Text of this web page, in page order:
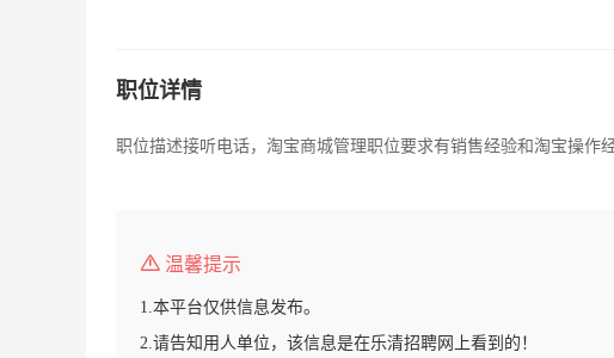
职位详情
职位描述接听电话，淘宝商城管理职位要求有销售经验和淘宝操作
温馨提示
1.本平台仅供信息发布。
2.请告知用人单位，该信息是在乐清招聘网上看到的！